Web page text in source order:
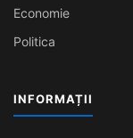
Economie
Politica
INFORMAȚII